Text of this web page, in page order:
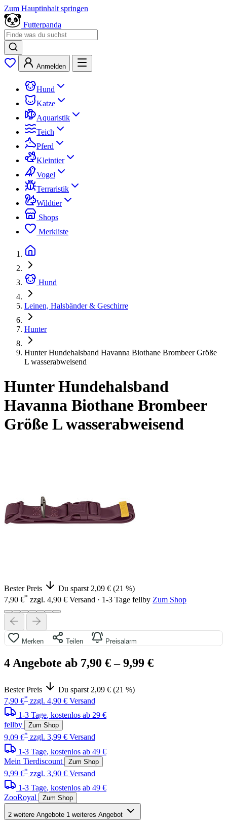
Zum Hauptinhalt springen
Futterpanda
Anmelden
Hund
Katze
Aquaristik
Teich
Pferd
Kleintier
Vogel
Terraristik
Wildtier
Shops
Merkliste
Hund
Leinen, Halsbänder & Geschirre
Hunter
Hunter Hundehalsband Havanna Biothane Brombeer Größe
L wasserabweisend
Hunter Hundehalsband
Havanna Biothane Brombeer
Größe L wasserabweisend
Bester Preis
Du sparst 2,09 € (21 %)
7,90 €* zzgl. 4,90 € Versand · 1-3 Tage fellby Zum Shop
Merken Teilen Preisalarm
4 Angebote ab 7,90 €– 9,99 €
Bester Preis
Du sparst 2,09 € (21 %)
7,90 €* zzgl. 4,90 € Versand
1-3 Tage, kostenlos ab 29 €
fellby
Zum Shop
9,09 €* zzgl. 3,99 € Versand
1-3 Tage, kostenlos ab 49 €
Mein Tierdiscount
Zum Shop
9,99 €* zzgl. 3,90 € Versand
1-3 Tage, kostenlos ab 49 €
ZooRoyal
Zum Shop
2 weitere Angebote 1 weiteres Angebot